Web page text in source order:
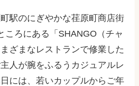
駅のにぎやかな荏原町商店街
ころにある「SHANGO（チャ
ざまなレストランで修業した
人が腕をふるうカジュアルレ
には、若いカップルからご年